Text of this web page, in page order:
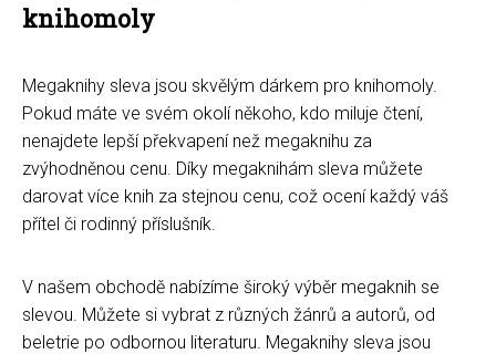
knihomoly
Megaknihy sleva jsou skvělým dárkem pro knihomoly.
Pokud máte ve svém okolí někoho, kdo miluje čtení,
nenajdete lepší překvapení než megaknihu za
zvýhodněnou cenu. Díky megaknihám sleva můžete
darovat více knih za stejnou cenu, což ocení každý váš
přítel či rodinný příslušník.
V našem obchodě nabízíme široký výběr megaknih se
slevou. Můžete si vybrat z různých žánrů a autorů, od
beletrie po odbornou literaturu. Megaknihy sleva jsou